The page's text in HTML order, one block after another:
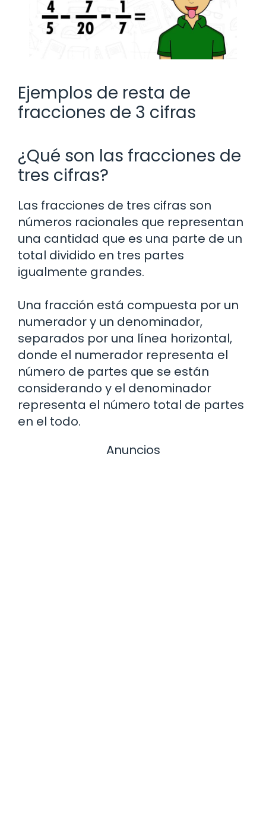
Ejemplos de resta de
fracciones de 3 cifras
¿Qué son las fracciones de
tres cifras?
Las fracciones de tres cifras son
números racionales que representan
una cantidad que es una parte de un
total dividido en tres partes
igualmente grandes.
Una fracción está compuesta por un
numerador y un denominador,
separados por una línea horizontal,
donde el numerador representa el
número de partes que se están
considerando y el denominador
representa el número total de partes
en el todo.
Anuncios